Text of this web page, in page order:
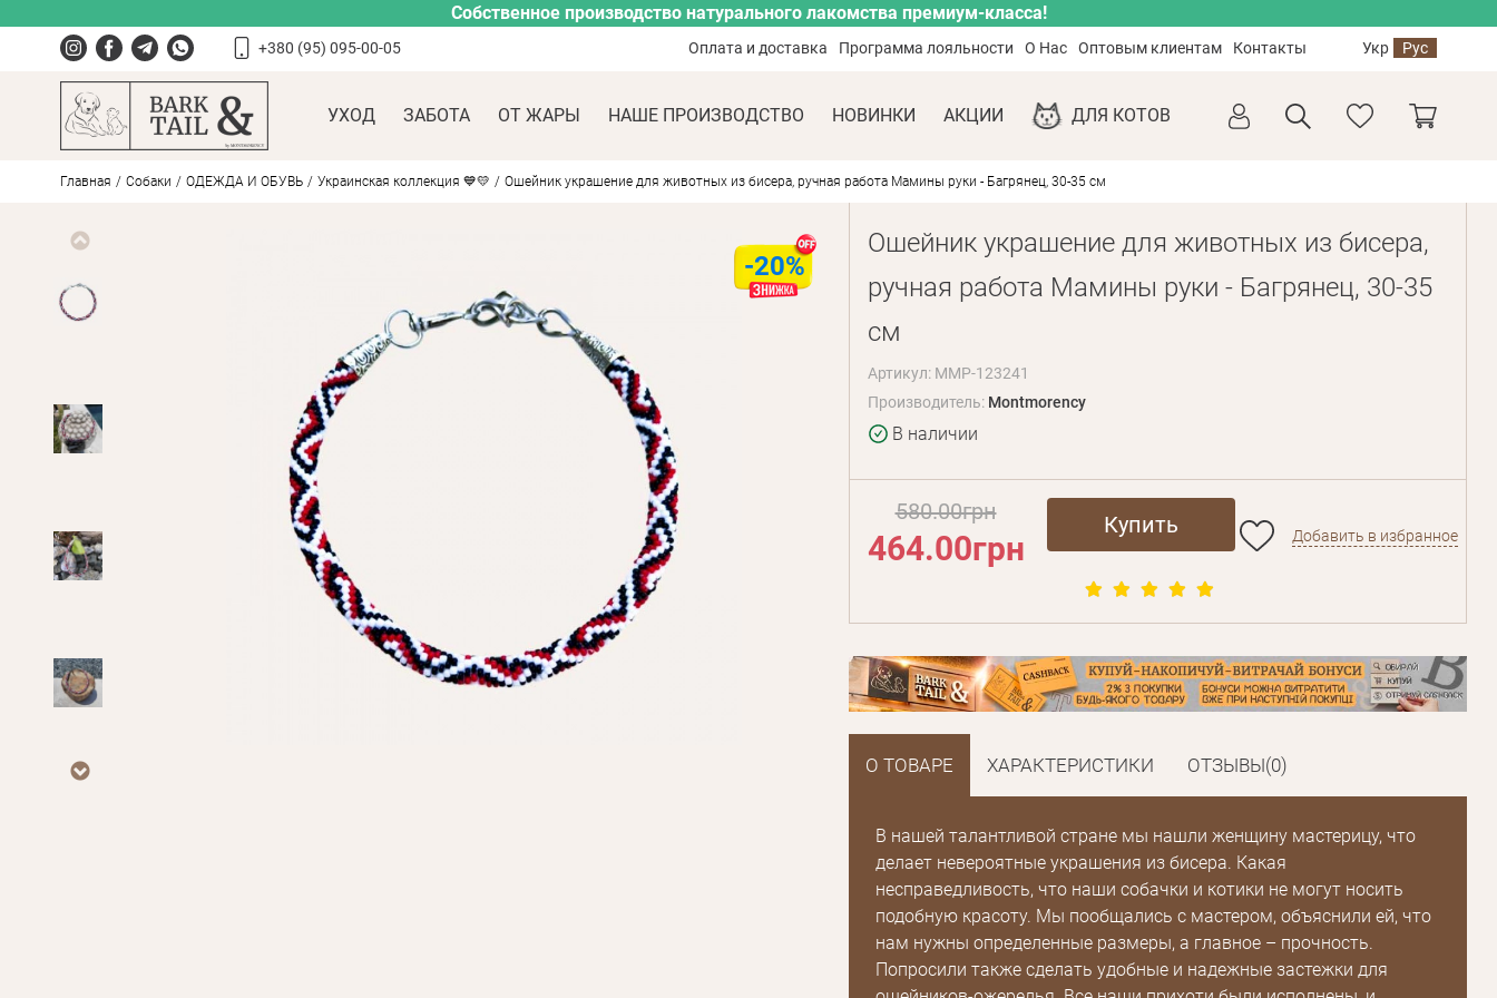
Собственное производство натурального лакомства премиум-класса!
+380 (95) 095-00-05 Оплата и доставка Программа лояльности О Нас Оптовым клиентам Контакты Укр Рус
УХОД ЗАБОТА ОТ ЖАРЫ НАШЕ ПРОИЗВОДСТВО НОВИНКИ АКЦИИ ДЛЯ КОТОВ
Главная Собаки ОДЕЖДА И ОБУВЬ Украинская коллекция 💙💛 Ошейник украшение для животных из бисера, ручная работа Мамины руки - Багрянец, 30-35 см
-20%
Ошейник украшение для животных из бисера,
ручная работа Мамины руки - Багрянец, 30-35
см
Артикул: MMP-123241
Производитель: Montmorency
В наличии
580.00грн
464.00грн
Купить Добавить в избранное
О ТОВАРЕ ХАРАКТЕРИСТИКИ ОТЗЫВЫ(0)
В нашей талантливой стране мы нашли женщину мастерицу, что
делает невероятные украшения из бисера. Какая
несправедливость, что наши собачки и котики не могут носить
подобную красоту. Мы пообщались с мастером, объяснили ей, что
нам нужны определенные размеры, а главное – прочность.
Попросили также сделать удобные и надежные застежки для